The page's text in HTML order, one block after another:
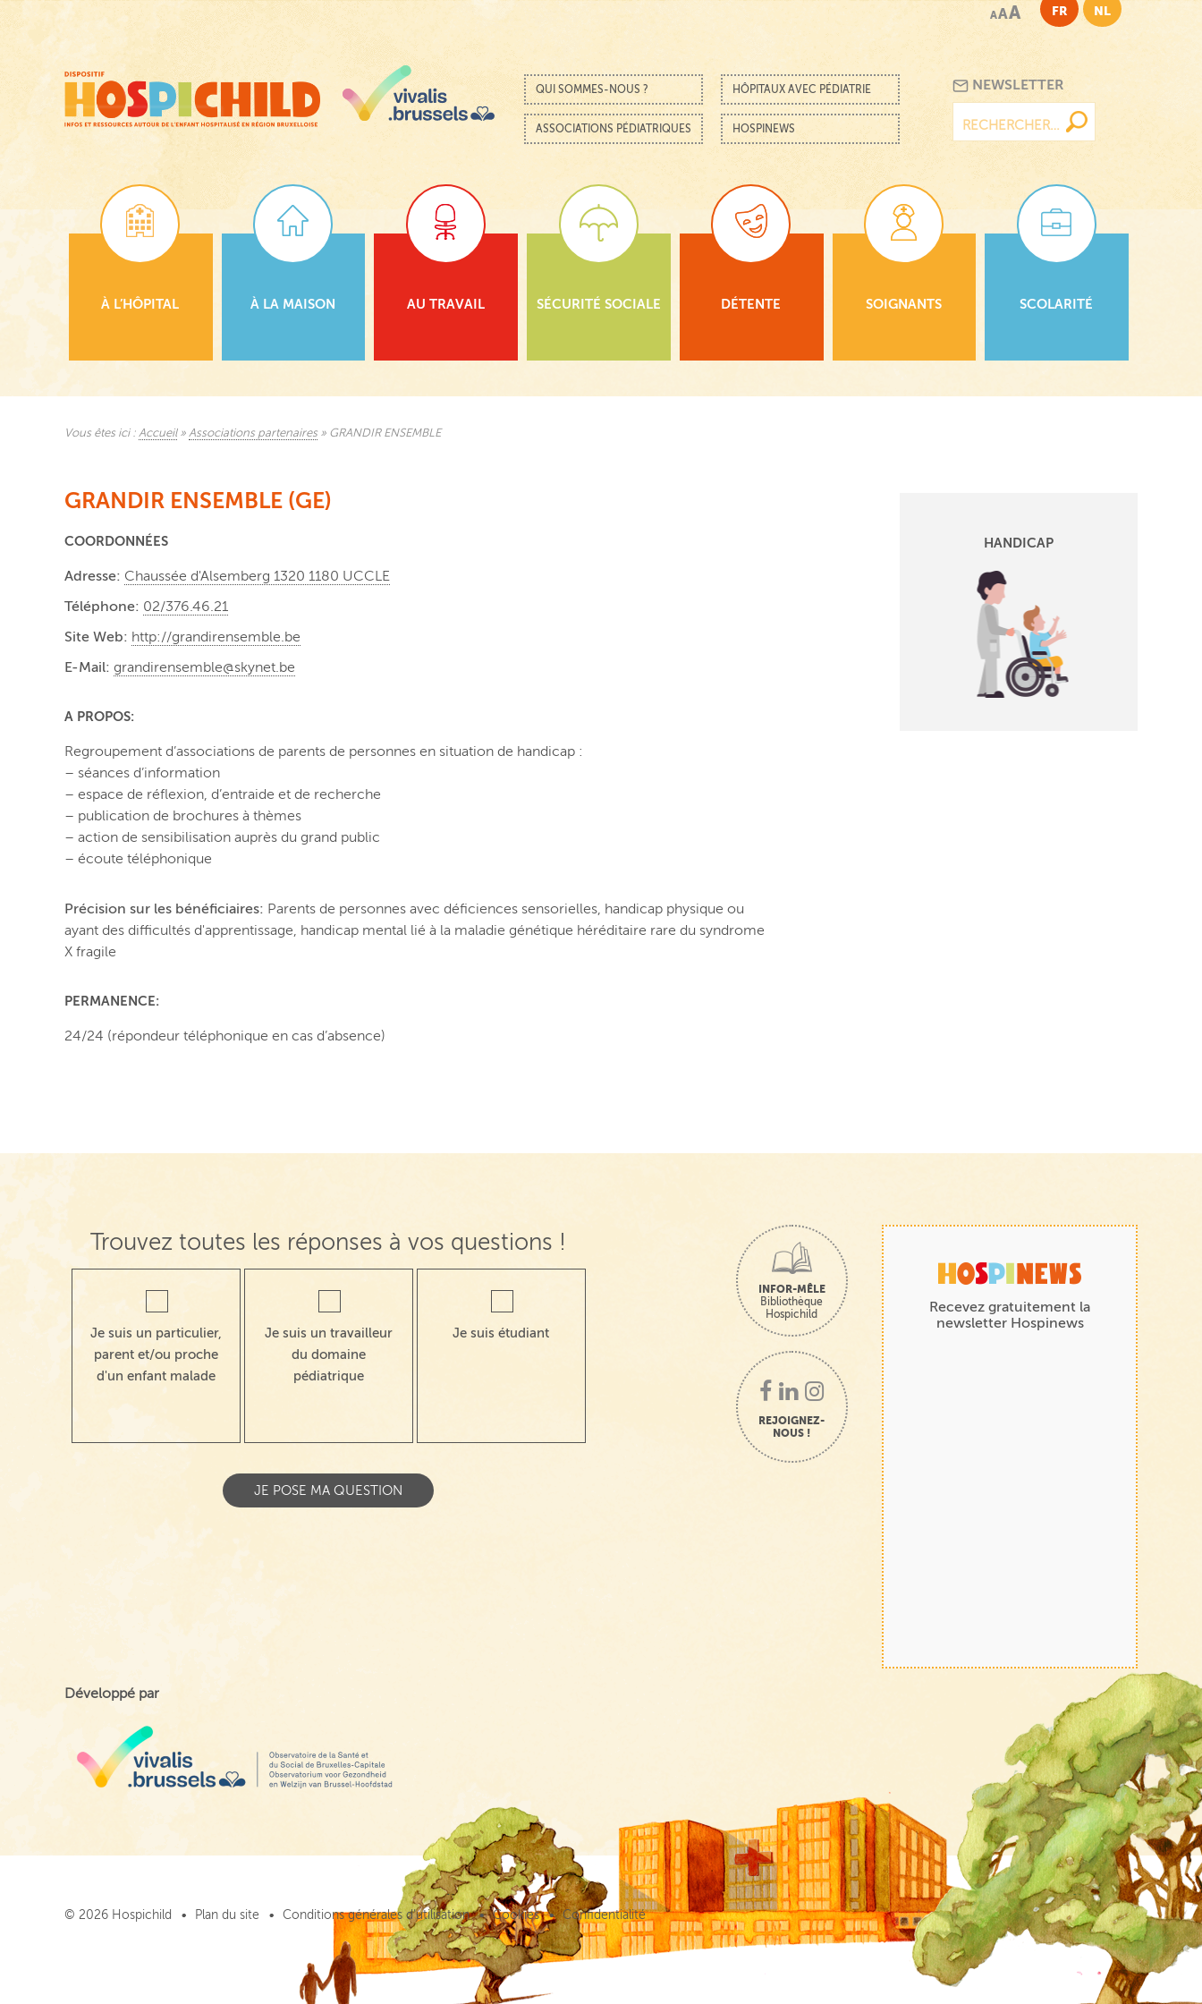
principal
AAA FR NL
Menu
Passer au contenu
QUI SOMMES-NOUS ? HÔPITAUX AVEC PÉDIATRIE
ASSOCIATIONS PÉDIATRIQUES HOSPINEWS
NEWSLETTER
À L’HÔPITAL À LA MAISON AU TRAVAIL SÉCURITÉ SOCIALE DÉTENTE SOIGNANTS SCOLARITÉ
Vous êtes ici : Accueil» Associations partenaires » GRANDIR ENSEMBLE
GRANDIR ENSEMBLE (GE)
COORDONNÉES
Adresse: Chaussée d'Alsemberg 1320 1180 UCCLE
Téléphone: 02/376.46.21
Site Web: http://grandirensemble.be
E-Mail: grandirensemble@skynet.be
A PROPOS:
Regroupement d’associations de parents de personnes en situation de handicap :
– séances d’information
– espace de réflexion, d’entraide et de recherche
– publication de brochures à thèmes
– action de sensibilisation auprès du grand public
– écoute téléphonique
Précision sur les bénéficiaires: Parents de personnes avec déficiences sensorielles, handicap physique ou
ayant des difficultés d'apprentissage, handicap mental lié à la maladie génétique héréditaire rare du syndrome
X fragile
PERMANENCE:
24/24 (répondeur téléphonique en cas d’absence)
HANDICAP
Trouvez toutes les réponses à vos questions !
Je suis un particulier,
parent et/ou proche
d'un enfant malade
Je suis un travailleur
du domaine
pédiatrique
Je suis étudiant
INFOR-MÊLE
Bibliothèque
Hospichild
REJOIGNEZ-
NOUS !
Recevez gratuitement la
newsletter Hospinews
Développé par
© 2026 Hospichild Plan du site Conditions générales d’utilisation Cookies Confidentialité